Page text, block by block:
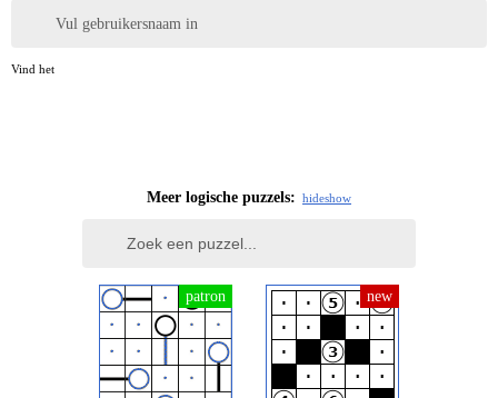
Vul gebruikersnaam in
Vind het
Meer logische puzzels: hideshow